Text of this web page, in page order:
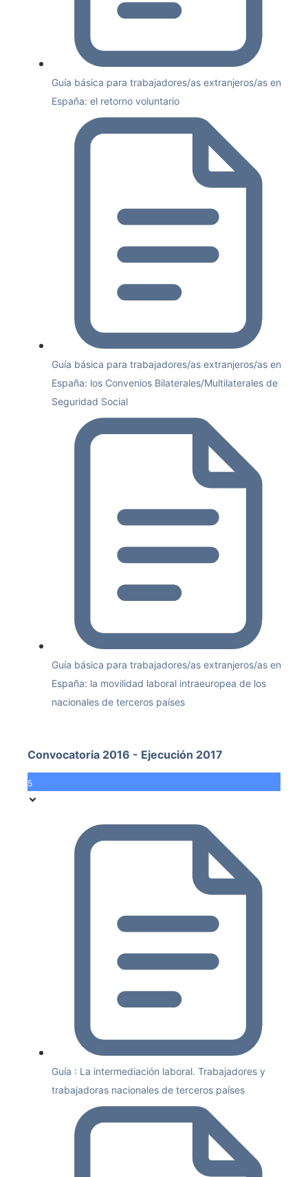
Guía básica para trabajadores/as extranjeros/as en
España: el retorno voluntario
Guía básica para trabajadores/as extranjeros/as en
España: los Convenios Bilaterales/Multilaterales de
Seguridad Social
Guía básica para trabajadores/as extranjeros/as en
España: la movilidad laboral intraeuropea de los
nacionales de terceros países
Convocatoria 2016 - Ejecución 2017
5
Guía : La intermediación laboral. Trabajadores y
trabajadoras nacionales de terceros países